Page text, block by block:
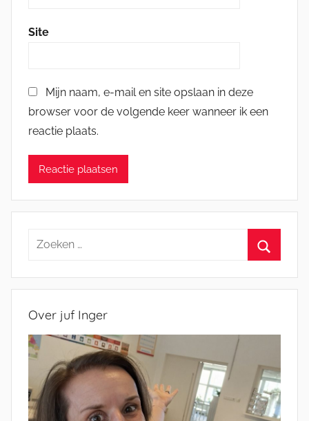
Site
Mijn naam, e-mail en site opslaan in deze
browser voor de volgende keer wanneer ik een
reactie plaats.
Zoeken
Over juf Inger